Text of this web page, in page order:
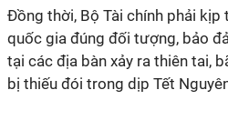
Đồng thời, Bộ Tài chính phải
quốc gia đúng đối tượng, bảo
tại các địa bàn xảy ra thiên tai,
bị thiếu đói trong dịp Tết